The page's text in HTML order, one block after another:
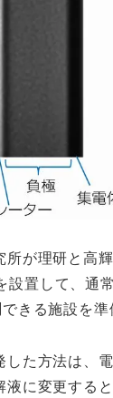
が理研と高
置して、通
きる施設を準
た方法は、
に変更する